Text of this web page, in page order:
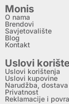
Monis
O nama
Brendovi
Savjetovalište
Blog
Kontakt
Uslovi
Uslovi korištenja
Uslovi kupovine
Narudžba,
Privatnost
Reklamacije i